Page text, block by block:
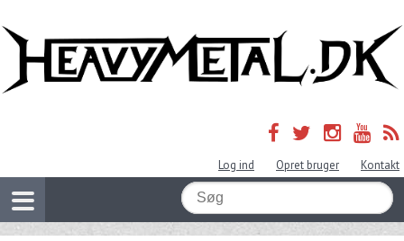
Log ind Opret bruger Kontakt